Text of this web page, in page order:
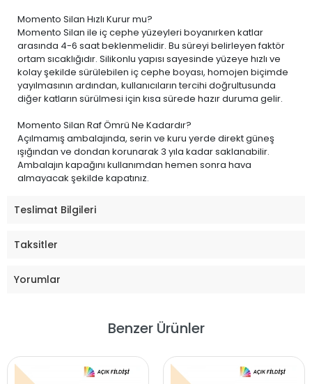
Momento Silan Hızlı Kurur mu?
Momento Silan ile iç cephe yüzeyleri boyanırken katlar
arasında 4-6 saat beklenmelidir. Bu süreyi belirleyen faktör
ortam sıcaklığıdır. Silikonlu yapısı sayesinde yüzeye hızlı ve
kolay şekilde sürülebilen iç cephe boyası, homojen biçimde
yayılmasının ardından, kullanıcıların tercihi doğrultusunda
diğer katların sürülmesi için kısa sürede hazır duruma gelir.
Momento Silan Raf Ömrü Ne Kadardır?
Açılmamış ambalajında, serin ve kuru yerde direkt güneş
ışığından ve dondan korunarak 3 yıla kadar saklanabilir.
Ambalajın kapağını kullanımdan hemen sonra hava
almayacak şekilde kapatınız.
Teslimat Bilgileri
Taksitler
Yorumlar
Benzer Ürünler